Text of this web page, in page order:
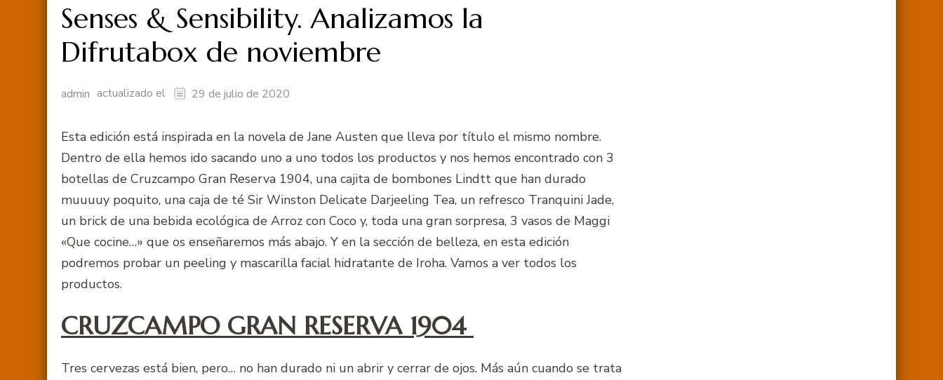
Senses & Sensibility. Analizamos la
Difrutabox de noviembre
admin actualizado el 29 de julio de 2020
Esta edición está inspirada en la novela de Jane Austen que lleva por título el mismo nombre.
Dentro de ella hemos ido sacando uno a uno todos los productos y nos hemos encontrado con 3
botellas de Cruzcampo Gran Reserva 1904, una cajita de bombones Lindtt que han durado
muuuuy poquito, una caja de té Sir Winston Delicate Darjeeling Tea, un refresco Tranquini Jade,
un brick de una bebida ecológica de Arroz con Coco y, toda una gran sorpresa, 3 vasos de Maggi
«Que cocine…» que os enseñaremos más abajo. Y en la sección de belleza, en esta edición
podremos probar un peeling y mascarilla facial hidratante de Iroha. Vamos a ver todos los
productos.
CRUZCAMPO GRAN RESERVA 1904
Tres cervezas está bien, pero… no han durado ni un abrir y cerrar de ojos. Más aún cuando se trata